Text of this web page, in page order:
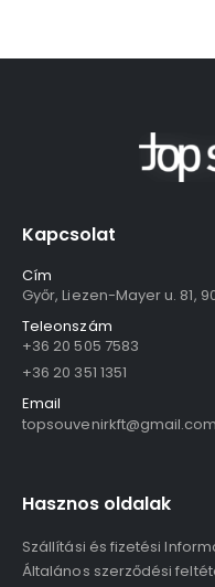
Kapcsolat
Cím
Győr, Liezen-Mayer u. 81,
Teleonszám
+36 20 505 7583
+36 20 351 1351
Email
topsouvenirkft@gmail.com
Hasznos oldalak
Szállítási és fizetési
Általános szerződési